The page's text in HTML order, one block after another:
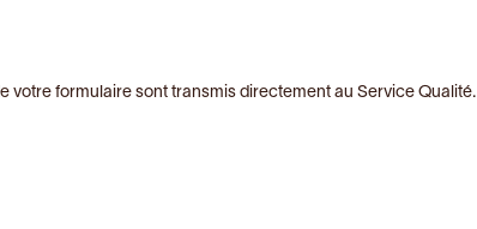
votre formulaire sont transmis directement au Service Qualité.